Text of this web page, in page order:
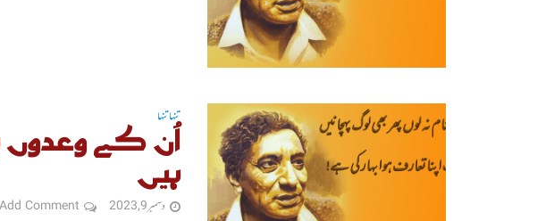
تنہا تنہا
اُن کے وعدوں
ہیں
دسمبر 9, 2023 Add Comment